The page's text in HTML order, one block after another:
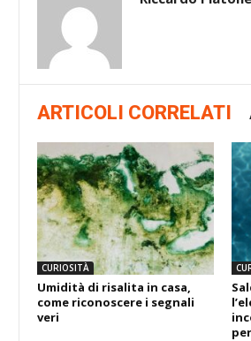
ARTICOLI CORRELATI
CURIOSITÀ
Umidità di risalita in casa,
come riconoscere i segnali
veri